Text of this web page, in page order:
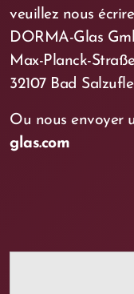
veuillez nous
DORMA-Glas
Max-Planck-
32107 Bad
Ou nous envoyer
glas.com